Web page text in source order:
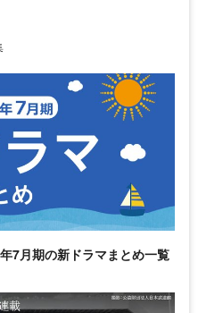
7月期の新ドラマまとめ一覧